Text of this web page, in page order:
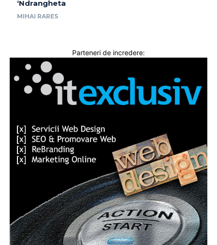
‘Ndrangheta
MIHAI RARES
Parteneri de incredere: